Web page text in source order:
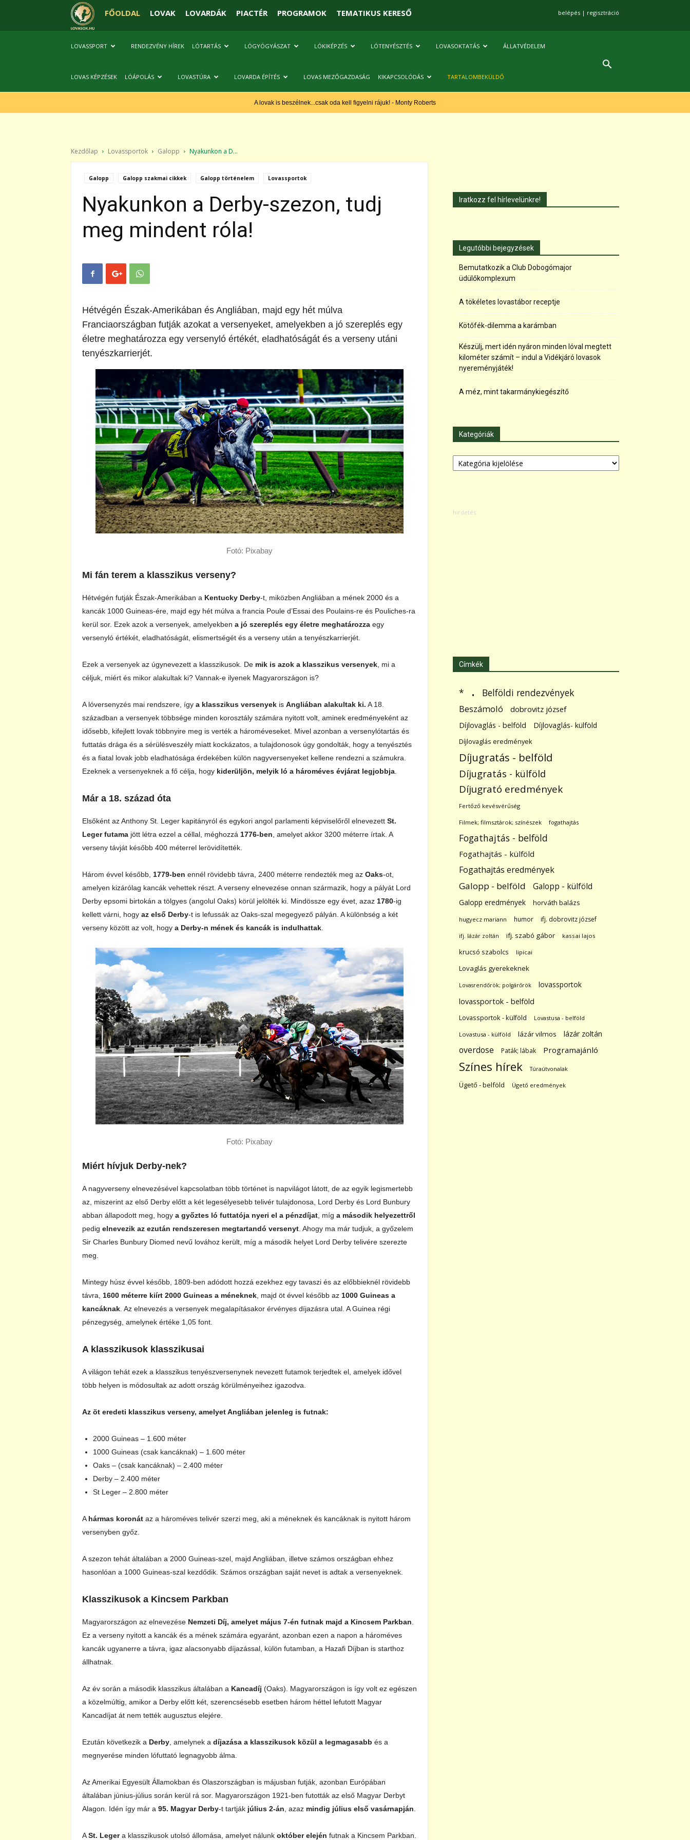
FŐOLDAL LOVAK LOVARDÁK PIACTÉR PROGRAMOK TEMATIKUS KERESŐ belépés | regisztráció
LOVASSPORT RENDEZVÉNY HÍREK LÓTARTÁS LÓGYÓGYÁSZAT LÓKIKÉPZÉS LÓTENYÉSZTÉS LOVASOKTATÁS ÁLLATVÉDELEM
LOVAS KÉPZÉSEK LÓÁPOLÁS LOVASTÚRA LOVARDA ÉPÍTÉS LOVAS MEZŐGAZDASÁG KIKAPCSOLÓDÁS TARTALOMBEKÜLDŐ
A lovak is beszélnek...csak oda kell figyelni rájuk! - Monty Roberts
Kezdőlap Lovassportok Galopp Nyakunkon a D...
Galopp Galopp szakmai cikkek Galopp történelem Lovassportok
Nyakunkon a Derby-szezon, tudj
meg mindent róla!
Hétvégén Észak-Amerikában és Angliában, majd egy hét múlva
Franciaországban futják azokat a versenyeket, amelyekben a jó szereplés egy
életre meghatározza egy versenyló értékét, eladhatóságát és a verseny utáni
tenyészkarrierjét.
Fotó: Pixabay
Mi fán terem a klasszikus verseny?
Hétvégén futják Észak-Amerikában a Kentucky Derby-t, miközben Angliában a mének 2000 és a
kancák 1000 Guineas-ére, majd egy hét múlva a francia Poule d’Essai des Poulains-re és Pouliches-ra
kerül sor. Ezek azok a versenyek, amelyekben a jó szereplés egy életre meghatározza egy
versenyló értékét, eladhatóságát, elismertségét és a verseny után a tenyészkarrierjét.
Ezek a versenyek az úgynevezett a klasszikusok. De mik is azok a klasszikus versenyek , mi a
céljuk, miért és mikor alakultak ki? Vannak-e ilyenek Magyarországon is?
A lóversenyzés mai rendszere, így a klasszikus versenyek is Angliában alakultak ki. A 18.
században a versenyek többsége minden korosztály számára nyitott volt, aminek eredményeként az
idősebb, kifejlett lovak többnyire meg is verték a hároméveseket. Mivel azonban a versenylótartás és
futtatás drága és a sérülésveszély miatt kockázatos, a tulajdonosok úgy gondolták, hogy a tenyésztés
és a fiatal lovak jobb eladhatósága érdekében külön nagyversenyeket kellene rendezni a számukra.
Ezeknek a versenyeknek a fő célja, hogy kiderüljön, melyik ló a hároméves évjárat legjobbja
Már a 18. század óta
Elsőként az Anthony St. Leger kapitányról és egykori angol parlamenti képviselőről elnevezett St.
Leger futama jött létra ezzel a céllal, méghozzá 1776-ben , amelyet akkor 3200 méterre írtak. A
verseny távját később 400 méterrel lerövidítették.
Három évvel később, 1779-ben ennél rövidebb távra, 2400 méterre rendezték meg az Oaks-ot,
amelyen kizárólag kancák vehettek részt. A verseny elnevezése onnan származik, hogy a pályát Lord
Derby epsomi birtokán a tölgyes (angolul Oaks) körül jelölték ki. Mindössze egy évet, azaz 1780-ig
kellett várni, hogy az első Derby-t is lefussák az Oaks-szal megegyező pályán. A különbség a két
verseny között az volt, hogy a Derby-n mének és kancák is indulhattak
Fotó: Pixabay
Miért hívjuk Derby-nek?
A nagyverseny elnevezésével kapcsolatban több történet is napvilágot látott, de az egyik legismertebb
az, miszerint az első Derby előtt a két legesélyesebb telivér tulajdonosa, Lord Derby és Lord Bunbury
abban állapodott meg, hogy a győztes ló futtatója nyeri el a pénzdíjat , míg a második helyezettről
pedig elnevezik az ezután rendszeresen megtartandó versenyt . Ahogy ma már tudjuk, a győzelem
Sir Charles Bunbury Diomed nevű lovához került, míg a második helyet Lord Derby telivére szerezte
meg.
Mintegy húsz évvel később, 1809-ben adódott hozzá ezekhez egy tavaszi és az előbbieknél rövidebb
távra, 1600 méterre kiírt 2000 Guineas a méneknek , majd öt évvel később az 1000 Guineas a
kancáknak . Az elnevezés a versenyek megalapításakor érvényes díjazásra utal. A Guinea régi
pénzegység, amelynek értéke 1,05 font.
A klasszikusok klasszikusai
A világon tehát ezek a klasszikus tenyészversenynek nevezett futamok terjedtek el, amelyek idővel
több helyen is módosultak az adott ország körülményeihez igazodva.
Az öt eredeti klasszikus verseny, amelyet Angliában jelenleg is futnak:
2000 Guineas – 1.600 méter
1000 Guineas (csak kancáknak) – 1.600 méter
Oaks – (csak kancáknak) – 2.400 méter
Derby – 2.400 méter
St Leger – 2.800 méter
A hármas koronát az a hároméves telivér szerzi meg, aki a méneknek és kancáknak is nyitott három
versenyben győz.
A szezon tehát általában a 2000 Guineas-szel, majd Angliában, illetve számos országban ehhez
hasonlóan a 1000 Guineas-szal kezdődik. Számos országban saját nevet is adtak a versenyeknek.
Klasszikusok a Kincsem Parkban
Magyarországon az elnevezése Nemzeti Díj, amelyet május 7-én futnak majd a Kincsem Parkban
Ez a verseny nyitott a kancák és a mének számára egyaránt, azonban ezen a napon a hároméves
kancák ugyanerre a távra, igaz alacsonyabb díjazással, külön futamban, a Hazafi Díjban is starthoz
állhatnak.
Az év során a második klasszikus általában a Kancadíj (Oaks). Magyarországon is így volt ez egészen
a közelmúltig, amikor a Derby előtt két, szerencsésebb esetben három héttel lefutott Magyar
Kancadíjat át nem tették augusztus elejére.
Ezután következik a Derby , amelynek a díjazása a klasszikusok közül a legmagasabb és a
megnyerése minden lófuttató legnagyobb álma.
Az Amerikai Egyesült Államokban és Olaszországban is májusban futják, azonban Európában
általában június-július során kerül rá sor. Magyarországon 1921-ben futották az első Magyar Derbyt
Alagon. Idén így már a 95. Magyar Derby-t tartják július 2-án , azaz mindig július első vasárnapján
ASt. Legera klasszikusok utolsó állomása, amelyet nálunk október elején futnak a Kincsem Parkban.
Iratkozz fel hírlevelünkre!
Legutóbbi bejegyzések
Bemutatkozik a Club Dobogómajor
üdülőkomplexum
A tökéletes lovastábor receptje
Kötőfék-dilemma a karámban
Készülj, mert idén nyáron minden lóval megtett
kilométer számít – indul a Vidékjáró lovasok
nyereményjáték!
A méz, mint takarmánykiegészítő
Kategóriák
Kategóriák
Címkék
* . Belföldi rendezvények
Beszámoló dobrovitz józsef
Díjlovaglás - belföld Díjlovaglás- külföld
Díjlovaglás eredmények
Díjugratás - belföld
Díjugratás - külföld
Díjugrató eredmények
Fertőző kevésvérűség
Filmek; filmsztárok; színészek fogathajtás
Fogathajtás - belföld
Fogathajtás - külföld
Fogathajtás eredmények
Galopp - belföld Galopp - külföld
Galopp eredmények horváth balázs
hugyecz mariann humor ifj. dobrovitz józsef
ifj. lázár zoltán ifj. szabó gábor kassai lajos
krucsó szabolcs lipicai
Lovaglás gyerekeknek
Lovasrendőrök; polgárőrök
lovassportok
lovassportok - belföld
Lovassportok - külföld Lovastusa - belföld
Lovastusa - külföld lázár vilmos lázár zoltán
overdose Paták; lábak Programajánló
Színes hírek Túraútvonalak
Ügető - belföld Ügető eredmények